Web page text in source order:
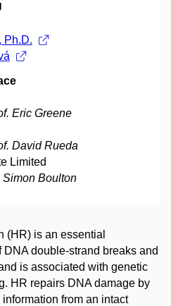
Ph.D.
Eric Greene
David Rueda
Limited
Simon Boulton
(HR) is an essential
double-strand breaks and
is associated with genetic
HR repairs DNA damage by
from an intact